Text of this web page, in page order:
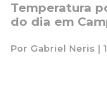
Temperatura
do dia em
Por Gabriel Neris |